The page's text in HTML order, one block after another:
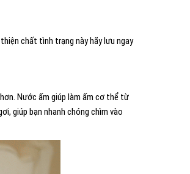
chất tình trạng này hãy lưu ngay
Nước ấm giúp làm ấm cơ thể từ
giúp bạn nhanh chóng chìm vào